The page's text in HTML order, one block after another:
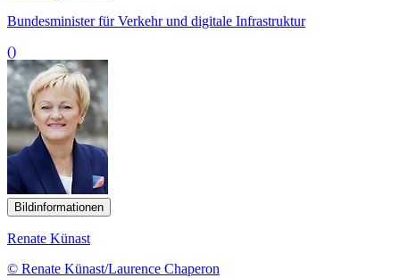
Bundesminister für Verkehr und digitale Infrastruktur
()
Bildinformationen
Renate Künast
© Renate Künast/Laurence Chaperon